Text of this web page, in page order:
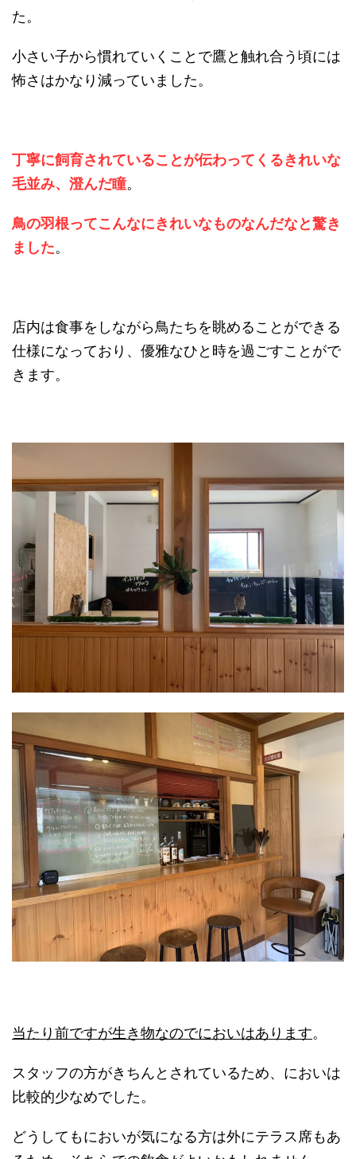
た。
小さい子から慣れていくことで鷹と触れ合う頃には
怖さはかなり減っていました。
丁寧に飼育されていることが伝わってくるきれいな
毛並み、澄んだ瞳。
鳥の羽根ってこんなにきれいなものなんだなと驚き
ました。
店内は食事をしながら鳥たちを眺めることができる
仕様になっており、優雅なひと時を過ごすことがで
きます。
当たり前ですが生き物なのでにおいはあります。
スタッフの方がきちんとされているため、においは
比較的少なめでした。
どうしてもにおいが気になる方は外にテラス席もあ